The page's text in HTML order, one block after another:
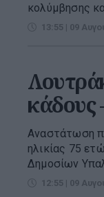
κολύμβησης
13:55 | 09
κάδους
Αναστάτωση
ηλικίας 75
Δημοσίων
12:55 | 09